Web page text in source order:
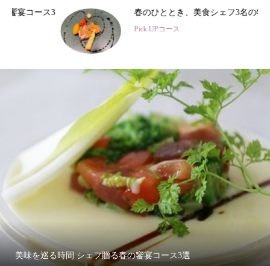
春のひととき、美食シェフ3名の特別コース
Pick UPコース
美味を巡る時間 シェフ贈る春の饗宴コース3選